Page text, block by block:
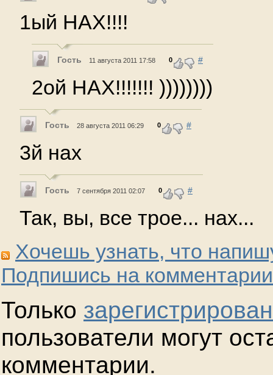
1ый НАХ!!!!
Гость 11 августа 2011 17:58 0 #
2ой НАХ!!!!!!! ))))))))
Гость 28 августа 2011 06:29 0 #
3й нах
Гость 7 сентября 2011 02:07 0 #
Так, вы, все трое... нах...
Хочешь узнать, что
Подпишись на
Только
пользователи могут
комментарии.